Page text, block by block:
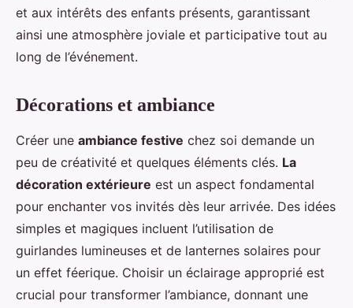
et aux intérêts des enfants présents, garantissant
ainsi une atmosphère joviale et participative tout au
long de l’événement.
Décorations et ambiance
Créer une ambiance festive chez soi demande un
peu de créativité et quelques éléments clés. La
décoration extérieure est un aspect fondamental
pour enchanter vos invités dès leur arrivée. Des idées
simples et magiques incluent l’utilisation de
guirlandes lumineuses et de lanternes solaires pour
un effet féerique. Choisir un éclairage approprié est
crucial pour transformer l’ambiance, donnant une